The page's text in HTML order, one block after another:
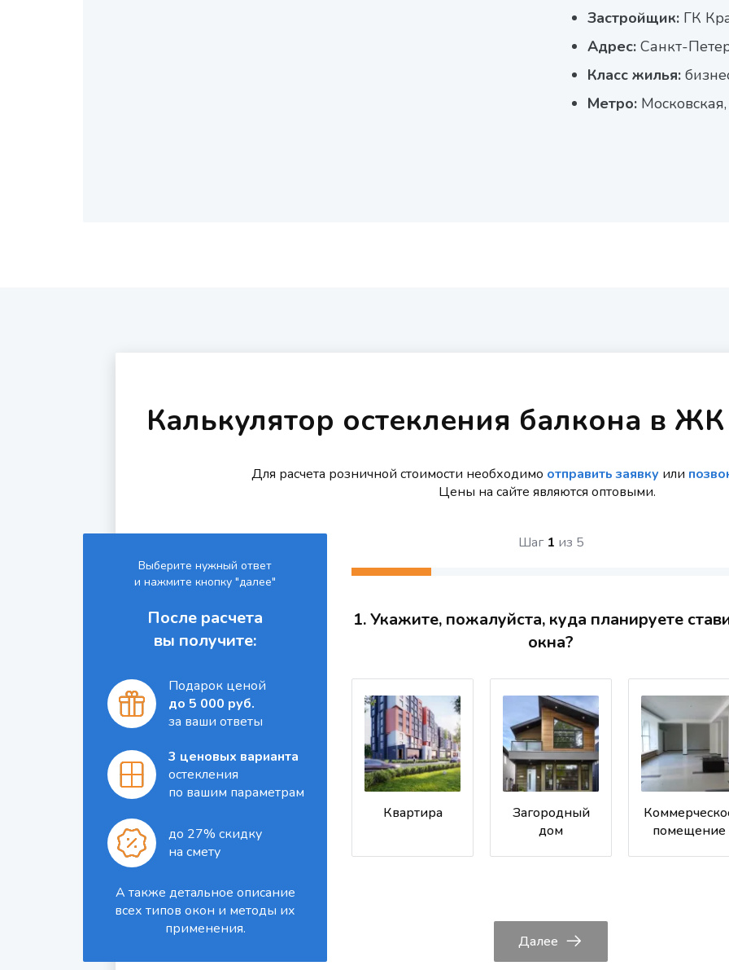
Застройщик: ГК
Адрес: Санкт-
Класс жилья:
Метро:
Калькулятор остекления балкона в
Для расчета розничной стоимости необходимо отправить заявку или
Цены на сайте являются оптовыми.
Выберите нужный ответ
и нажмите кнопку "далее"
После расчета
вы получите:
Подарок ценой
до 5 000 руб.
за ваши ответы
3 ценовых варианта
остекления
по вашим параметрам
до 27% скидку
на смету
А также детальное описание
всех типов окон и методы их
применения.
Шаг 1 из 5
1. Укажите, пожалуйста, куда планируете
окна?
Квартира
Загородный
дом
помещение
Далее